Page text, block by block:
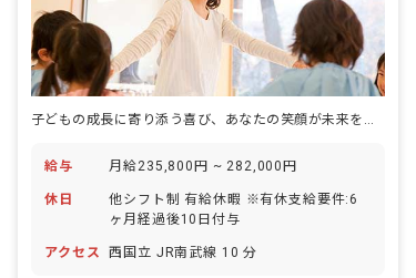
子どもの成長に寄り添う喜び、あなたの笑顔が未来を育む
給与 月給235,800円 ~ 282,000円
休日
他シフト制 有給休暇 ※有休支給要件:6
ヶ月経過後10日付与
アクセス 西国立 JR南武線 10 分